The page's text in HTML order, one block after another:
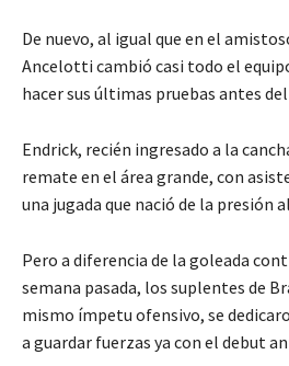
De nuevo, al igual que en el
Ancelotti cambió casi todo el
hacer sus últimas pruebas antes
Endrick, recién ingresado a la
remate en el área grande, con
una jugada que nació de la presión
Pero a diferencia de la goleada
semana pasada, los suplentes de
mismo ímpetu ofensivo, se
a guardar fuerzas ya con el debut